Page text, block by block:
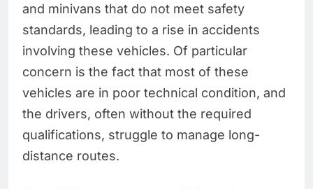
and minivans that do not meet safety
standards, leading to a rise in accidents
involving these vehicles. Of particular
concern is the fact that most of these
vehicles are in poor technical condition, and
the drivers, often without the required
qualifications, struggle to manage long-
distance routes.